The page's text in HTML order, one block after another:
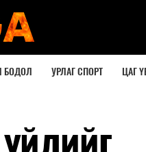
БОДОЛ УРЛАГ СПОРТ ЦАГ